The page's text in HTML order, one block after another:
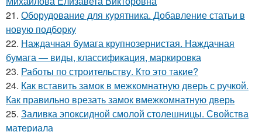
21. Оборудование для курятника. Добавление статьи в
новую подборку
22. Наждачная бумага крупнозернистая. Наждачная
бумага — виды, классификация, маркировка
23. Работы по строительству. Кто это такие?
24. Как вставить замок в межкомнатную дверь с ручкой.
Как правильно врезать замок вмежкомнатную дверь
25. Заливка эпоксидной смолой столешницы. Свойства
материала